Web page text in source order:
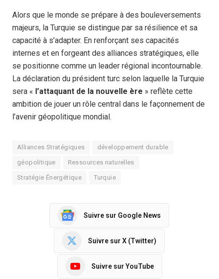
Alors que le monde se prépare à des bouleversements
majeurs, la Turquie se distingue par sa résilience et sa
capacité à s’adapter. En renforçant ses capacités
internes et en forgeant des alliances stratégiques, elle
se positionne comme un leader régional incontournable.
La déclaration du président turc selon laquelle la Turquie
sera « l’attaquant de la nouvelle ère » reflète cette
ambition de jouer un rôle central dans le façonnement de
l’avenir géopolitique mondial.
Alliances Stratégiques développement durable
géopolitique Ressources naturelles
Stratégie Énergétique Turquie
Suivre sur Google News
Suivre sur X (Twitter)
Suivre sur YouTube